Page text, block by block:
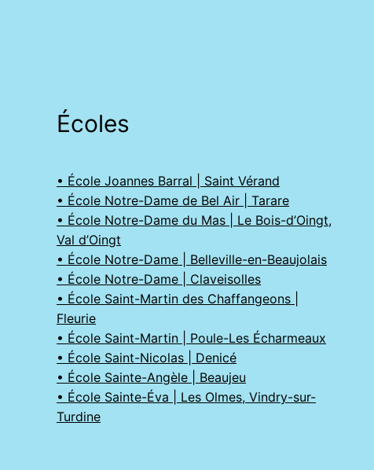
Écoles
• École Joannes Barral | Saint Vérand
• École Notre-Dame de Bel Air | Tarare
• École Notre-Dame du Mas | Le Bois-d’Oingt,
Val d’Oingt
• École Notre-Dame | Belleville-en-Beaujolais
• École Notre-Dame | Claveisolles
• École Saint-Martin des Chaffangeons |
Fleurie
• École Saint-Martin | Poule-Les Écharmeaux
• École Saint-Nicolas | Denicé
• École Sainte-Angèle | Beaujeu
• École Sainte-Éva | Les Olmes, Vindry-sur-
Turdine